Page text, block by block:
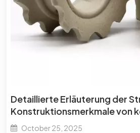
Detaillierte Erläuterung der
Konstruktionsmerkmale von
Sattelringdichtungen.
October 25, 2025